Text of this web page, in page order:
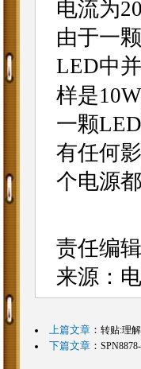
电流为
由于一
LED中
样是
一颗
有任何
个电源
责任编
来源：
上篇文章： 转贴:理
下篇文章：